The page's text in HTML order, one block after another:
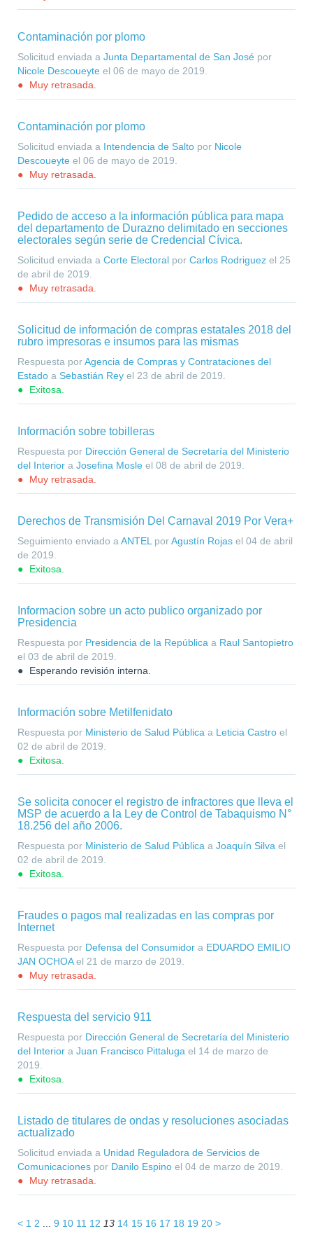
Contaminación por plomo
Solicitud enviada a Junta Departamental de San José por
Nicole Descoueyte el 06 de mayo de 2019
Muy retrasada.
Contaminación por plomo
Solicitud enviada a Intendencia de Salto por Nicole
Descoueyte el 06 de mayo de 2019
Muy retrasada.
Pedido de acceso a la información pública para mapa
del departamento de Durazno delimitado en secciones
electorales según serie de Credencial Cívica.
Solicitud enviada a Corte Electoral por Carlos Rodriguez el 25
de abril de 2019
Muy retrasada.
Solicitud de información de compras estatales 2018 del
rubro impresoras e insumos para las mismas
Respuesta porAgencia de Compras y Contrataciones del
Estado a Sebastián Rey el 23 de abril de 2019
Exitosa.
Información sobre tobilleras
Respuesta por Dirección General de Secretaría del Ministerio
del Interior a Josefina Mosle el 08 de abril de 2019
Muy retrasada.
Derechos de Transmisión Del Carnaval 2019 Por Vera+
Seguimiento enviado a ANTEL porAgustín Rojas el 04 de abril
de 2019
Exitosa.
Informacion sobre un acto publico organizado por
Presidencia
Respuesta por Presidencia de la República a Raul Santopietro
el 03 de abril de 2019
Esperando revisión interna.
Información sobre Metilfenidato
Respuesta por Ministerio de Salud Pública a Leticia Castro el
02 de abril de 2019
Exitosa.
Se solicita conocer el registro de infractores que lleva el
MSP de acuerdo a la Ley de Control de Tabaquismo N°
18.256 del año 2006.
Respuesta por Ministerio de Salud Pública a Joaquín Silva el
02 de abril de 2019
Exitosa.
Fraudes o pagos mal realizadas en las compras por
Internet
Respuesta por Defensa del Consumidor a EDUARDO EMILIO
JAN OCHOAel 21 de marzo de 2019
Muy retrasada.
Respuesta del servicio 911
Respuesta por Dirección General de Secretaría del Ministerio
del Interior a Juan Francisco Pittaluga el 14 de marzo de
2019
Exitosa.
Listado de titulares de ondas y resoluciones asociadas
actualizado
Solicitud enviada a Unidad Reguladora de Servicios de
Comunicaciones por Danilo Espino el 04 de marzo de 2019
Muy retrasada.
1 2 9 10 11 12 13 14 15 16 17 18 19 20